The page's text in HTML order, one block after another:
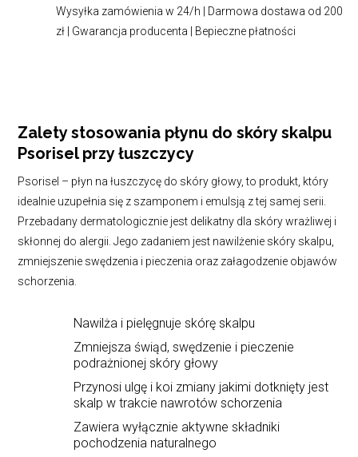
Wysyłka zamówienia w 24/h | Darmowa dostawa od 200
zł | Gwarancja producenta | Bepieczne płatności
Zalety stosowania płynu do skóry skalpu
Psorisel przy łuszczycy
Psorisel – płyn na łuszczycę do skóry głowy, to produkt, który
idealnie uzupełnia się z szamponem i emulsją z tej samej serii.
Przebadany dermatologicznie jest delikatny dla skóry wrażliwej i
skłonnej do alergii. Jego zadaniem jest nawilżenie skóry skalpu,
zmniejszenie swędzenia i pieczenia oraz załagodzenie objawów
schorzenia.
Nawilża i pielęgnuje skórę skalpu
Zmniejsza świąd, swędzenie i pieczenie
podrażnionej skóry głowy
Przynosi ulgę i koi zmiany jakimi dotknięty jest
skalp w trakcie nawrotów schorzenia
Zawiera wyłącznie aktywne składniki
pochodzenia naturalnego